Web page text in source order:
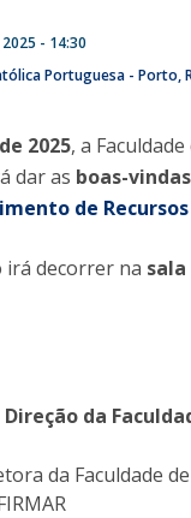
Laboratory |
- 14:30
Portuguesa - Porto
2025, a
dar as boas-
de
irá decorrer na sala
da
da Faculdade